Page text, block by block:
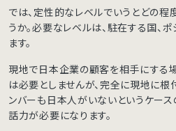
では、定性的なレベルでいうとどの
うか。必要なレベルは、駐在する国、
ます。
現地で日本企業の顧客を相手にする
は必要としませんが、完全に現地に根
ンバーも日本人がいないというケー
話力が必要になります。